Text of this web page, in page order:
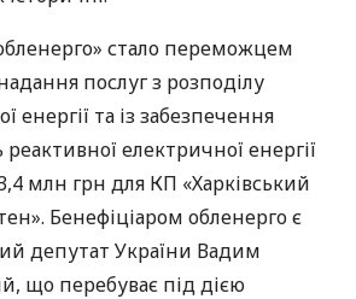
стало переможцем
послуг з розподілу
енергії та із забезпечення
реактивної електричної енергії
млн грн для КП «Харківський
Бенефіціаром обленерго є
депутат України Вадим
що перебуває під дією